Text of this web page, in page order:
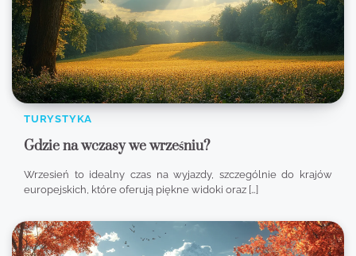
TURYSTYKA
Gdzie na wczasy we wrześniu?
Wrzesień to idealny czas na wyjazdy, szczególnie do krajów
europejskich, które oferują piękne widoki oraz […]